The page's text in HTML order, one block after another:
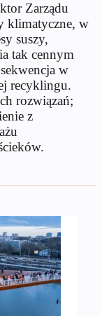
Zarządu
klimatyczne, w
suszy,
tak cennym
w
recyklingu.
rozwiązań;
z